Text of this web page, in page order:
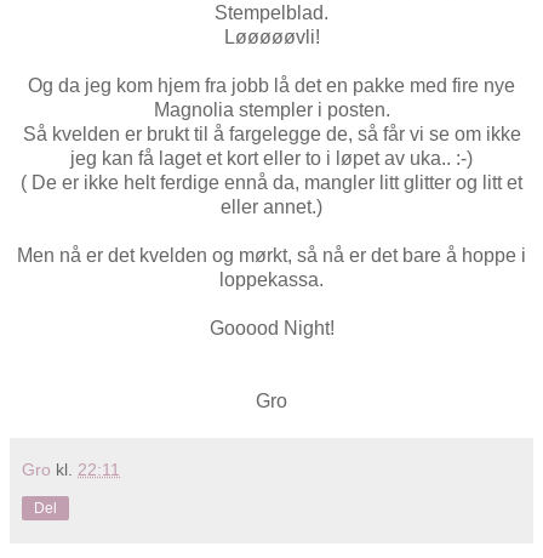
Stempelblad.
Løøøøøvli!
Og da jeg kom hjem fra jobb lå det en pakke med fire nye
Magnolia stempler i posten.
Så kvelden er brukt til å fargelegge de, så får vi se om ikke
jeg kan få laget et kort eller to i løpet av uka.. :-)
( De er ikke helt ferdige ennå da, mangler litt glitter og litt et
eller annet.)
Men nå er det kvelden og mørkt, så nå er det bare å hoppe i
loppekassa.
Gooood Night!
Gro
Gro kl. 22:11
Del